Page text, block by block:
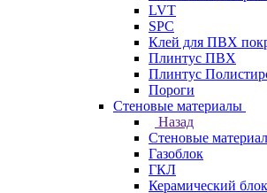
LVT
SPC
Клей для ПВХ
Плинтус ПВХ
Плинтус
Пороги
Стеновые материалы
Назад
Стеновые
Газоблок
ГКЛ
Керамический блок